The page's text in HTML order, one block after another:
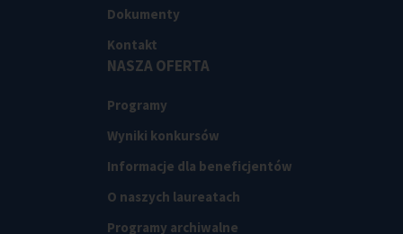
Dokumenty
Kontakt
NASZA OFERTA
Programy
Wyniki konkursów
Informacje dla beneficjentów
O naszych laureatach
Programy archiwalne